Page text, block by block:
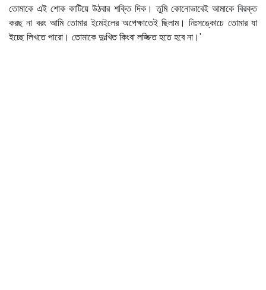
তোমাকে এই শোক কাটিয়ে উঠবার শক্তি দিক। তুমি কোনোভাবেই আমাকে বিরক্ত
করছ না বরং আমি তোমার ইমেইলের অপেক্ষাতেই ছিলাম। নিঃসঙ্কোচে তোমার যা
ইচ্ছে লিখতে পারো। তোমাকে দুঃখিত কিংবা লজ্জিত হতে হবে না।’